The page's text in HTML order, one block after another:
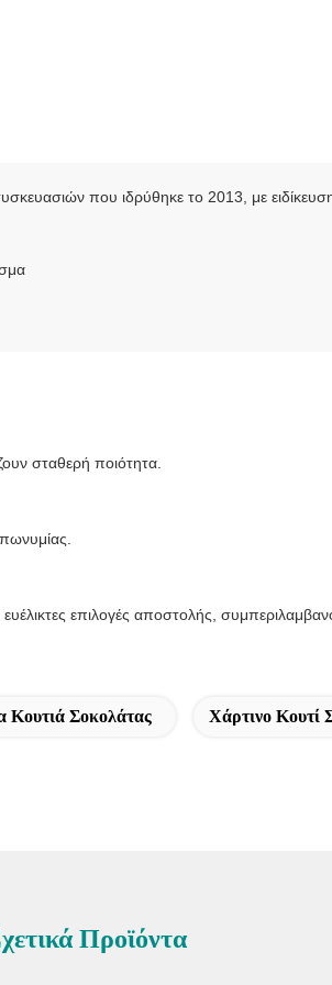
που ιδρύθηκε το 2013, με
σταθερή ποιότητα.
επιλογές αποστολής,
Κουτιά Σοκολάτας Χάρτινο Κουτί
Προϊόντα